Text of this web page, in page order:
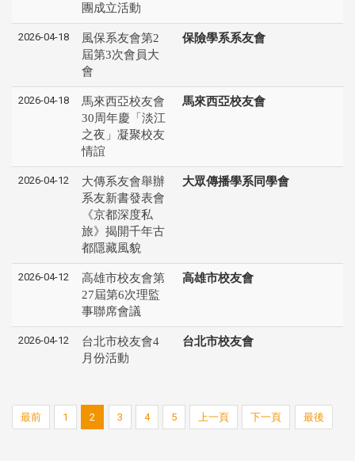
團成立活動
2026-04-18
風保系友會第2
屆第3次會員大
會
保險學系系友會
2026-04-18
馬來西亞校友會
30周年慶「淡江
之夜」凝聚校友
情誼
馬來西亞校友會
2026-04-12
大傳系友會舉辦
系友新書發表會
《京都深度私
旅》揭開千年古
都隱藏風貌
大眾傳播學系同學會
2026-04-12
高雄市校友會第
27屆第6次理監
事聯席會議
高雄市校友會
2026-04-12
台北市校友會4
月份活動
台北市校友會
最前 1 2 3 4 5 上一頁 下一頁 最後